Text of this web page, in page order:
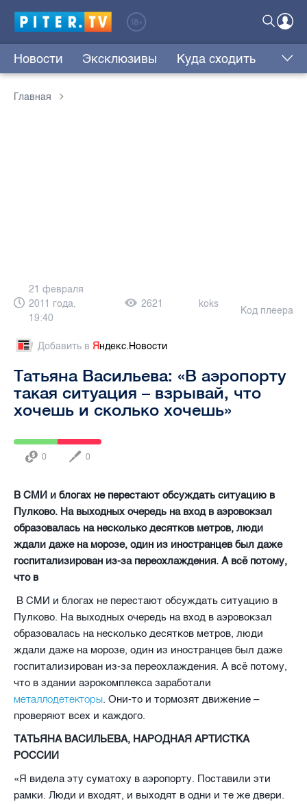
Новости Эксклюзивы Куда сходить
Главная
21 февраля
2011 года,
19:40
2621 koks
Код плеера
Добавить в Яндекс.Новости
Татьяна Васильева: «В аэропорту
такая ситуация – взрывай, что
хочешь и сколько хочешь»
0 0
В СМИ и блогах не перестают обсуждать ситуацию в
Пулково. На выходных очередь на вход в аэровокзал
образовалась на несколько десятков метров, люди
ждали даже на морозе, один из иностранцев был даже
госпитализирован из-за переохлаждения. А всё потому,
что в
В СМИ и блогах не перестают обсуждать ситуацию в
Пулково. На выходных очередь на вход в аэровокзал
образовалась на несколько десятков метров, люди
ждали даже на морозе, один из иностранцев был даже
госпитализирован из-за переохлаждения. А всё потому,
что в здании аэрокомплекса заработали
металлодетекторы. Они-то и тормозят движение –
проверяют всех и каждого.
ТАТЬЯНА ВАСИЛЬЕВА, НАРОДНАЯ АРТИСТКА
РОССИИ
«Я видела эту суматоху в аэропорту. Поставили эти
рамки. Люди и входят, и выходят в одни и те же двери.